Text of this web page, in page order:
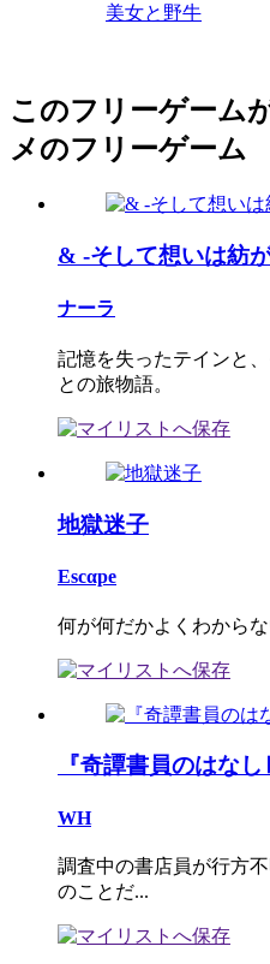
美女と野牛
このフリーゲーム
メのフリーゲーム
& -そして想いは紡
ナーラ
記憶を失ったテインと
との旅物語。
地獄迷子
Escαpe
何が何だかよくわから
『奇譚書員のはなし
WH
調査中の書店員が行方
のことだ...